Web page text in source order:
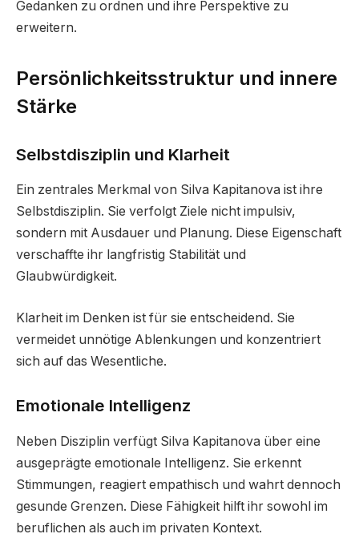
Gedanken zu ordnen und ihre Perspektive zu
erweitern.
Persönlichkeitsstruktur und innere
Stärke
Selbstdisziplin und Klarheit
Ein zentrales Merkmal von Silva Kapitanova ist ihre
Selbstdisziplin. Sie verfolgt Ziele nicht impulsiv,
sondern mit Ausdauer und Planung. Diese Eigenschaft
verschaffte ihr langfristig Stabilität und
Glaubwürdigkeit.
Klarheit im Denken ist für sie entscheidend. Sie
vermeidet unnötige Ablenkungen und konzentriert
sich auf das Wesentliche.
Emotionale Intelligenz
Neben Disziplin verfügt Silva Kapitanova über eine
ausgeprägte emotionale Intelligenz. Sie erkennt
Stimmungen, reagiert empathisch und wahrt dennoch
gesunde Grenzen. Diese Fähigkeit hilft ihr sowohl im
beruflichen als auch im privaten Kontext.